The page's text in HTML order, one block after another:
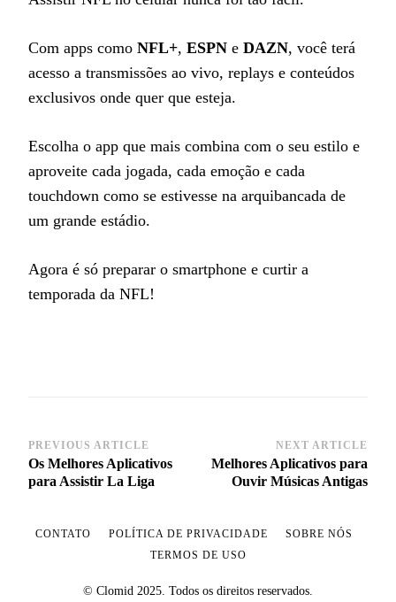
Com apps como NFL+, ESPN e DAZN, você terá
acesso a transmissões ao vivo, replays e conteúdos
exclusivos onde quer que esteja.
Escolha o app que mais combina com o seu estilo e
aproveite cada jogada, cada emoção e cada
touchdown como se estivesse na arquibancada de
um grande estádio.
Agora é só preparar o smartphone e curtir a
temporada da NFL!
Post
Navigation
PREVIOUS ARTICLE
Os Melhores Aplicativos
para Assistir La Liga
NEXT ARTICLE
Melhores Aplicativos para
Ouvir Músicas Antigas
© Clomid 2025. Todos os direitos reservados.
CONTATO POLÍTICA DE PRIVACIDADE
SOBRE NÓS
TERMOS DE USO